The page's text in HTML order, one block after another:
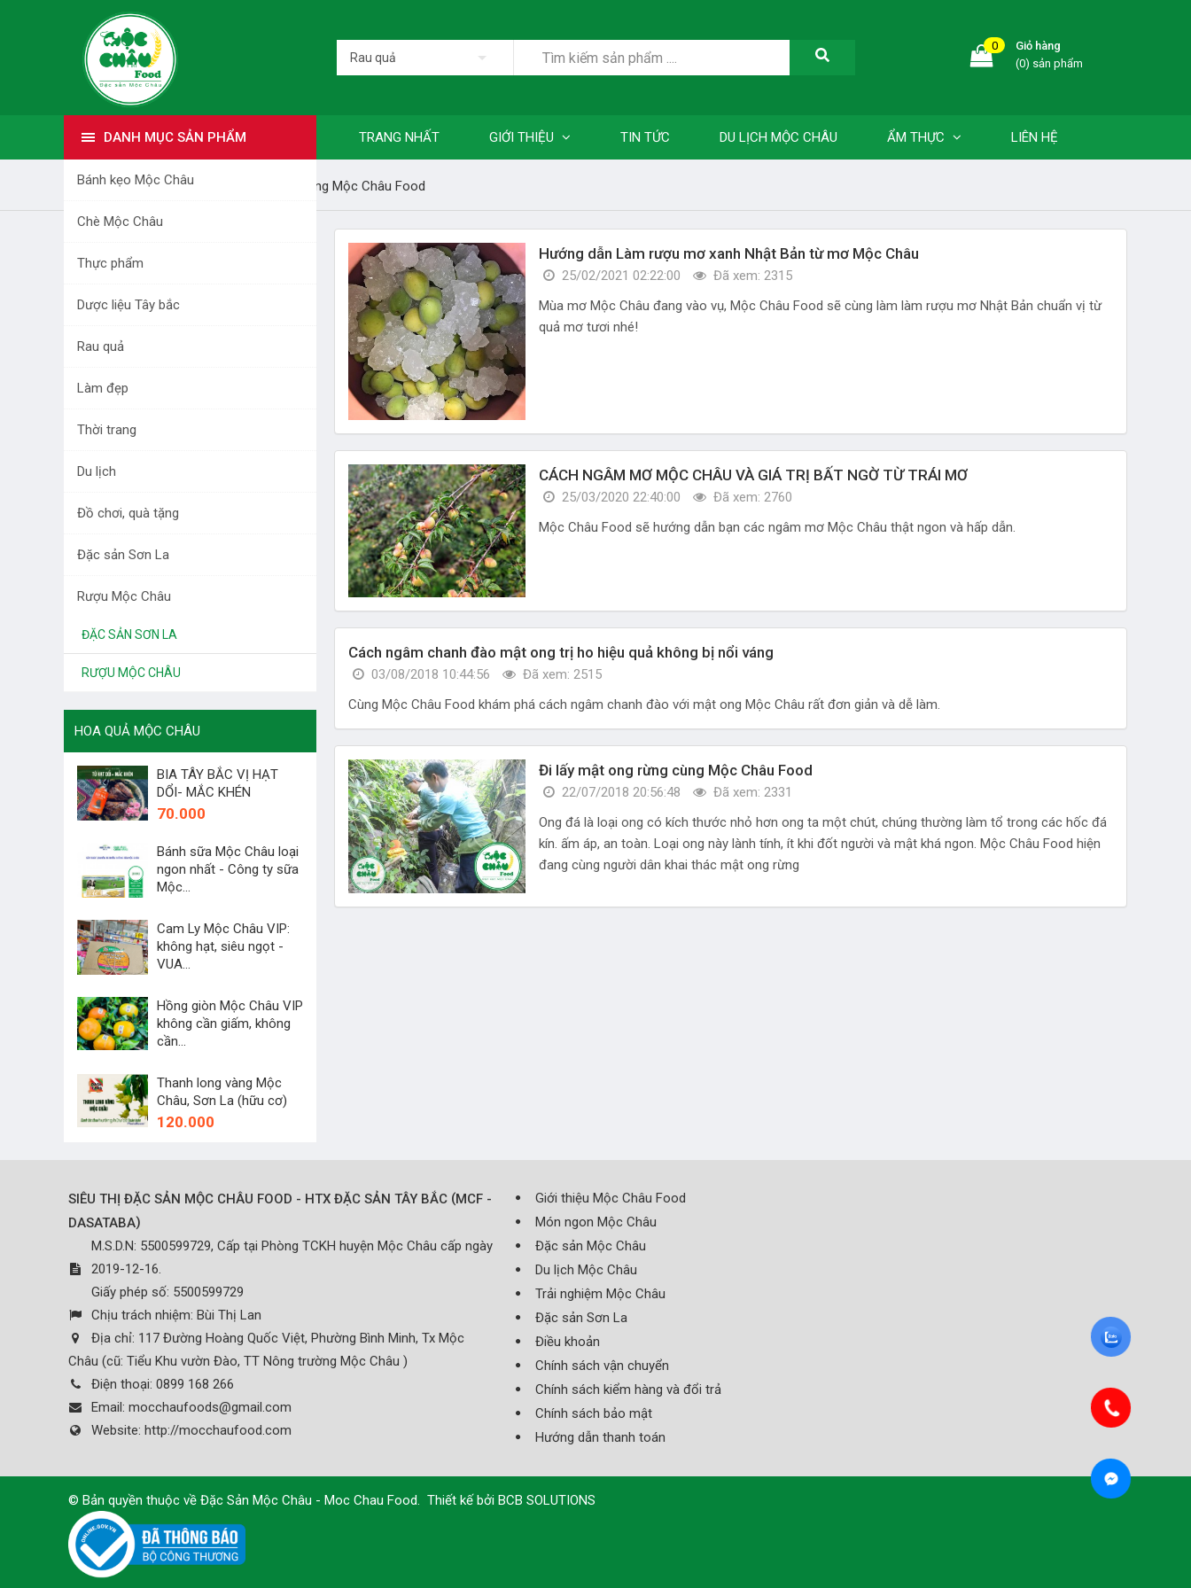
Rau quả
0
Giỏ hàng
(0) sản phẩm
DANH MỤC SẢN PHẨM
Bánh kẹo Mộc Châu
Chè Mộc Châu
Thực phẩm
Dược liệu Tây bắc
Rau quả
Làm đẹp
Thời trang
Du lịch
Đồ chơi, quà tặng
Đặc sản Sơn La
Rượu Mộc Châu
TRANG NHẤT GIỚI THIỆU TIN TỨC DU LỊCH MỘC CHÂU ẨM THỰC LIÊN HỆ
Trang nhất Bài viết Trải nghiệm cùng Mộc Châu Food
Hướng dẫn Làm rượu mơ xanh Nhật Bản từ mơ Mộc Châu
25/02/2021 02:22:00
Đã xem: 2315
Mùa mơ Mộc Châu đang vào vụ, Mộc Châu Food sẽ cùng làm làm rượu mơ Nhật Bản chuẩn vị từ
quả mơ tươi nhé!
CÁCH NGÂM MƠ MỘC CHÂU VÀ GIÁ TRỊ BẤT NGỜ TỪ TRÁI MƠ
25/03/2020 22:40:00
Đã xem: 2760
Mộc Châu Food sẽ hướng dẫn bạn các ngâm mơ Mộc Châu thật ngon và hấp dẫn.
Cách ngâm chanh đào mật ong trị ho hiệu quả không bị nổi váng
03/08/2018 10:44:56
Đã xem: 2515
Cùng Mộc Châu Food khám phá cách ngâm chanh đào với mật ong Mộc Châu rất đơn giản và dễ làm.
Đi lấy mật ong rừng cùng Mộc Châu Food
22/07/2018 20:56:48
Đã xem: 2331
Ong đá là loại ong có kích thước nhỏ hơn ong ta một chút, chúng thường làm tổ trong các hốc đá
kín. ấm áp, an toàn. Loại ong này lành tính, ít khi đốt người và mật khá ngon. Mộc Châu Food hiện
đang cùng người dân khai thác mật ong rừng
LÀM ĐẸP
THỜI TRANG
DU LỊCH
ĐỒ CHƠI, QUÀ TẶNG
ĐẶC SẢN SƠN LA
RƯỢU MỘC CHÂU
HOA QUẢ MỘC CHÂU
BIA TÂY BẮC VỊ HẠT
DỔI- MẮC KHÉN
70.000
Bánh sữa Mộc Châu loại
ngon nhất - Công ty sữa
Mộc...
Cam Ly Mộc Châu VIP:
không hạt, siêu ngọt -
VUA...
Hồng giòn Mộc Châu VIP
không cần giấm, không
cần...
Thanh long vàng Mộc
Châu, Sơn La (hữu cơ)
120.000
SIÊU THỊ ĐẶC SẢN MỘC CHÂU FOOD - HTX ĐẶC SẢN TÂY BẮC (MCF -
DASATABA)
M.S.D.N: 5500599729, Cấp tại Phòng TCKH huyện Mộc Châu cấp ngày
2019-12-16.
Giấy phép số: 5500599729
Chịu trách nhiệm: Bùi Thị Lan
Địa chỉ: 117 Đường Hoàng Quốc Việt, Phường Bình Minh, Tx Mộc
Châu (cũ: Tiểu Khu vườn Đào, TT Nông trường Mộc Châu )
Điện thoại: 0899 168 266
Email: mocchaufoods@gmail.com
Website: http://mocchaufood.com
Giới thiệu Mộc Châu Food
Món ngon Mộc Châu
Đặc sản Mộc Châu
Du lịch Mộc Châu
Trải nghiệm Mộc Châu
Đặc sản Sơn La
Điều khoản
Chính sách vận chuyển
Chính sách kiểm hàng và đổi trả
Chính sách bảo mật
Hướng dẫn thanh toán
© Bản quyền thuộc về Đặc Sản Mộc Châu - Moc Chau Food. Thiết kế bởi BCB SOLUTIONS